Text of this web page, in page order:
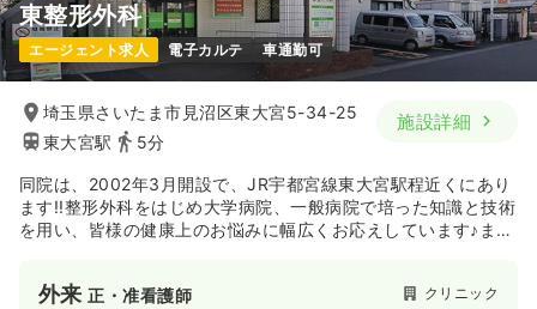
東整形外科
エージェント求人 電子カルテ 車通勤可
埼玉県さいたま市見沼区東大宮5-34-25
東大宮駅
5分
施設詳細
同院は、2002年3月開設で、JR宇都宮線東大宮駅程近くにあり
ます!!整形外科をはじめ大学病院、一般病院で培った知識と技術
を用い、皆様の健康上のお悩みに幅広くお応えしています♪ま
外来正・准看護師 クリニック